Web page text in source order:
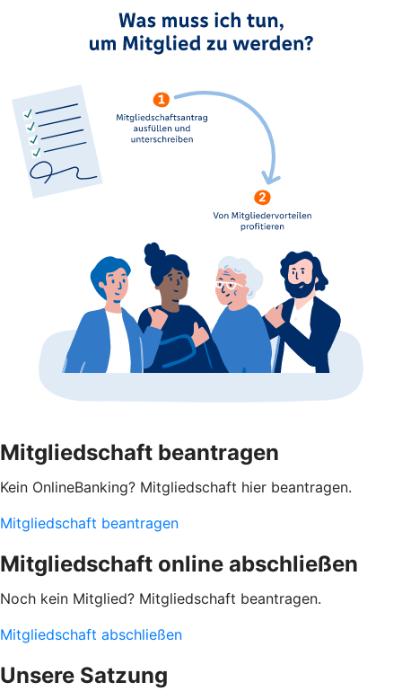
Mitgliedschaft beantragen
Kein OnlineBanking? Mitgliedschaft hier beantragen.
Mitgliedschaft beantragen
Mitgliedschaft online abschließen
Noch kein Mitglied? Mitgliedschaft beantragen.
Mitgliedschaft abschließen
Unsere Satzung